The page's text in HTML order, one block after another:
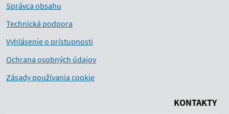
Správca obsahu
Technická podpora
Vyhlásenie o prístupnosti
Ochrana osobných údajov
Zásady používania cookie
KONTAKTY